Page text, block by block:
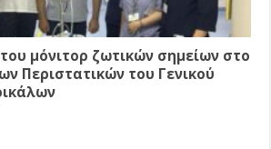
μόνιτορ ζωτικών σημείων στο
Περιστατικών του Γενικού